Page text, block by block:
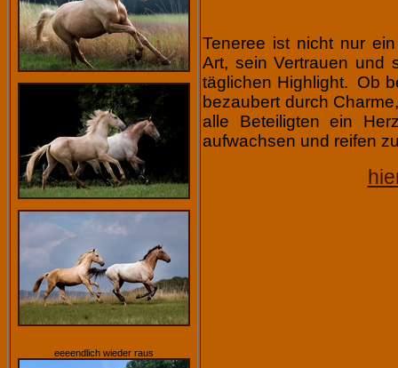
eeeendlich wieder raus
Teneree ist nicht nur
Art, sein Vertrauen und
täglichen Highlight. Ob
bezaubert durch
alle Beteiligten ein
aufwachsen und reifen